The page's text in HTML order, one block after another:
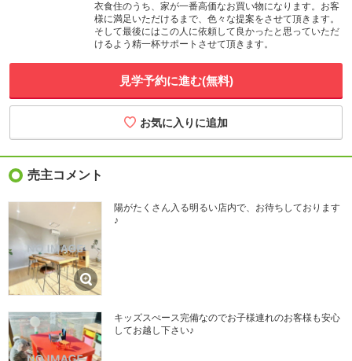
衣食住のうち、家が一番高価なお買い物になります。お客
様に満足いただけるまで、色々な提案をさせて頂きます。
そして最後にはこの人に依頼して良かったと思っていただ
けるよう精一杯サポートさせて頂きます。
見学予約に進む(無料)
売主コメント
陽がたくさん入る明るい店内で、お待ちしております
♪
キッズスぺース完備なのでお子様連れのお客様も安心
してお越し下さい♪